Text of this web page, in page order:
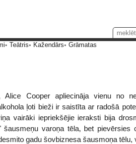
Teātris Kažendārs Grāmatas
Alice Cooper apliecināja vienu no
ļoti bieži ir saistīta ar radošā
vairāki iepriekšējie ieraksti bija
varoņa tēla, bet pievērsies
gadu šovbiznesa šausmoņa